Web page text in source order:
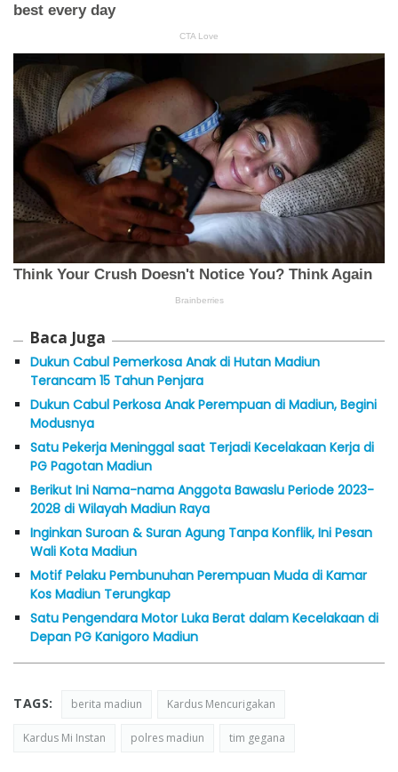
Baca Juga
Dukun Cabul Pemerkosa Anak di Hutan Madiun
Terancam 15 Tahun Penjara
Dukun Cabul Perkosa Anak Perempuan di Madiun, Begini
Modusnya
Satu Pekerja Meninggal saat Terjadi Kecelakaan Kerja di
PG Pagotan Madiun
Berikut Ini Nama-nama Anggota Bawaslu Periode 2023-
2028 di Wilayah Madiun Raya
Inginkan Suroan & Suran Agung Tanpa Konflik, Ini Pesan
Wali Kota Madiun
Motif Pelaku Pembunuhan Perempuan Muda di Kamar
Kos Madiun Terungkap
Satu Pengendara Motor Luka Berat dalam Kecelakaan di
Depan PG Kanigoro Madiun
TAGS: berita madiun Kardus Mencurigakan
Kardus Mi Instan polres madiun tim gegana